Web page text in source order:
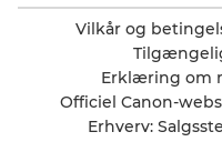
Vilkår og
Erklæring om
Officiel Canon-
Erhverv: